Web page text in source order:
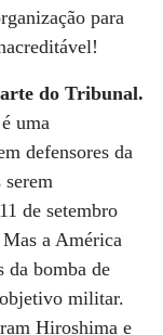
para
do Tribunal.
uma
defensores da
serem
de setembro
a América
da bomba de
militar.
Hiroshima e